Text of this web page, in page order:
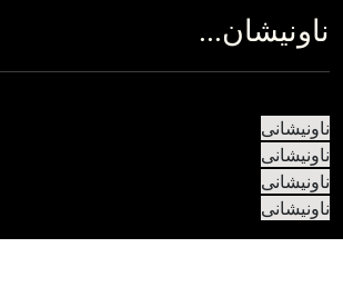
ناونیشان...
ناونیشانی
ناونیشانی
ناونیشانی
ناونیشانی